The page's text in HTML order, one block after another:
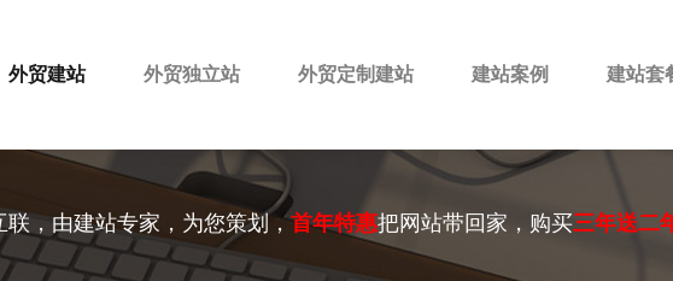
外贸建站 外贸独立站 外贸定制建站 建站案例 建站套
，由建站专家，为您策划，首年特惠把网站带回家，购买三年送二